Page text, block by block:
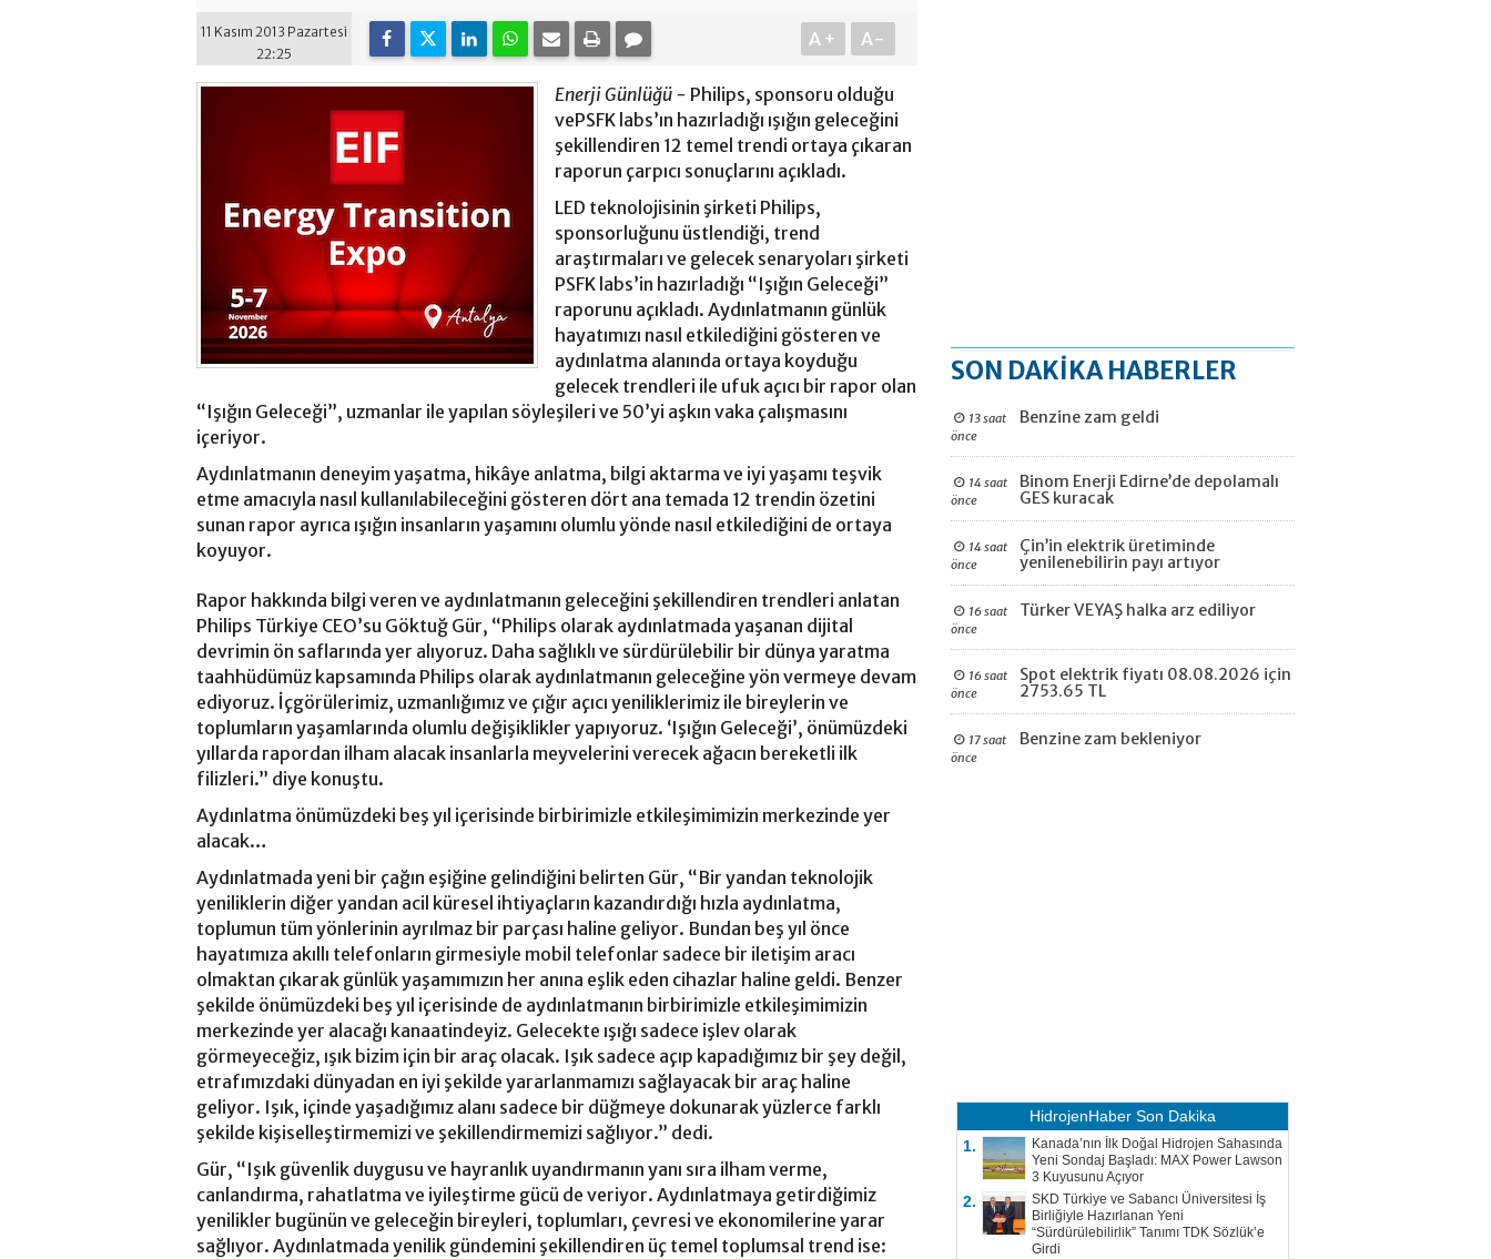
11 Kasım 2013 Pazartesi
22:25
A+ A-
Enerji Günlüğü - Philips, sponsoru olduğu
vePSFK labs’ın hazırladığı ışığın geleceğini
şekillendiren 12 temel trendi ortaya çıkaran
raporun çarpıcı sonuçlarını açıkladı.
LED teknolojisinin şirketi Philips,
sponsorluğunu üstlendiği, trend
araştırmaları ve gelecek senaryoları şirketi
PSFK labs’in hazırladığı “Işığın Geleceği”
raporunu açıkladı. Aydınlatmanın günlük
hayatımızı nasıl etkilediğini gösteren ve
aydınlatma alanında ortaya koyduğu
gelecek trendleri ile ufuk açıcı bir rapor olan
“Işığın Geleceği”, uzmanlar ile yapılan söyleşileri ve 50’yi aşkın vaka çalışmasını
içeriyor.
Aydınlatmanın deneyim yaşatma, hikâye anlatma, bilgi aktarma ve iyi yaşamı teşvik
etme amacıyla nasıl kullanılabileceğini gösteren dört ana temada 12 trendin özetini
sunan rapor ayrıca ışığın insanların yaşamını olumlu yönde nasıl etkilediğini de ortaya
koyuyor.
Rapor hakkında bilgi veren ve aydınlatmanın geleceğini şekillendiren trendleri anlatan
Philips Türkiye CEO’su Göktuğ Gür, “Philips olarak aydınlatmada yaşanan dijital
devrimin ön saflarında yer alıyoruz. Daha sağlıklı ve sürdürülebilir bir dünya yaratma
taahhüdümüz kapsamında Philips olarak aydınlatmanın geleceğine yön vermeye devam
ediyoruz. İçgörülerimiz, uzmanlığımız ve çığır açıcı yeniliklerimiz ile bireylerin ve
toplumların yaşamlarında olumlu değişiklikler yapıyoruz. ‘Işığın Geleceği’, önümüzdeki
yıllarda rapordan ilham alacak insanlarla meyvelerini verecek ağacın bereketli ilk
filizleri.” diye konuştu.
Aydınlatma önümüzdeki beş yıl içerisinde birbirimizle etkileşimimizin merkezinde yer
alacak…
Aydınlatmada yeni bir çağın eşiğine gelindiğini belirten Gür, “Bir yandan teknolojik
yeniliklerin diğer yandan acil küresel ihtiyaçların kazandırdığı hızla aydınlatma,
toplumun tüm yönlerinin ayrılmaz bir parçası haline geliyor. Bundan beş yıl önce
hayatımıza akıllı telefonların girmesiyle mobil telefonlar sadece bir iletişim aracı
olmaktan çıkarak günlük yaşamımızın her anına eşlik eden cihazlar haline geldi. Benzer
şekilde önümüzdeki beş yıl içerisinde de aydınlatmanın birbirimizle etkileşimimizin
merkezinde yer alacağı kanaatindeyiz. Gelecekte ışığı sadece işlev olarak
görmeyeceğiz, ışık bizim için bir araç olacak. Işık sadece açıp kapadığımız bir şey değil,
etrafımızdaki dünyadan en iyi şekilde yararlanmamızı sağlayacak bir araç haline
geliyor. Işık, içinde yaşadığımız alanı sadece bir düğmeye dokunarak yüzlerce farklı
şekilde kişiselleştirmemizi ve şekillendirmemizi sağlıyor.” dedi.
Gür, “Işık güvenlik duygusu ve hayranlık uyandırmanın yanı sıra ilham verme,
canlandırma, rahatlatma ve iyileştirme gücü de veriyor. Aydınlatmaya getirdiğimiz
yenilikler bugünün ve geleceğin bireyleri, toplumları, çevresi ve ekonomilerine yarar
sağlıyor. Aydınlatmada yenilik gündemini şekillendiren üç temel toplumsal trend ise:
SON DAKİKA HABERLER
13 saat
önce
Benzine zam geldi
14 saat
önce
Binom Enerji Edirne’de depolamalı
GES kuracak
14 saat
önce
Çin’in elektrik üretiminde
yenilenebilirin payı artıyor
16 saat
önce
Türker VEYAŞ halka arz ediliyor
16 saat
önce
Spot elektrik fiyatı 08.08.2026 için
2753.65 TL
17 saat
önce
Benzine zam bekleniyor
HidrojenHaber Son Dakika
1.
Kanada’nın İlk Doğal Hidrojen Sahasında
Yeni Sondaj Başladı: MAX Power Lawson
3 Kuyusunu Açıyor
2.
SKD Türkiye ve Sabancı Üniversitesi İş
Birliğiyle Hazırlanan Yeni
“Sürdürülebilirlik” Tanımı TDK Sözlük’e
Girdi